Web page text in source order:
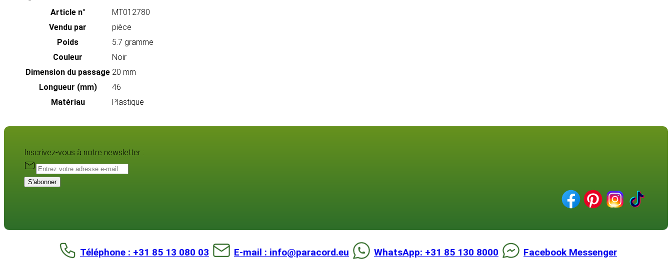
Article n°
MT012780
Vendu par
pièce
Poids
5.7 gramme
Couleur
Noir
Dimension du passage 20 mm
Longueur (mm)
46
Matériau
Plastique
Inscrivez-vous à notre newsletter :
S'abonner
Téléphone : +31 85 13 080 03 E-mail : info@paracord.eu WhatsApp: +31 85 130 8000 Facebook Messenger